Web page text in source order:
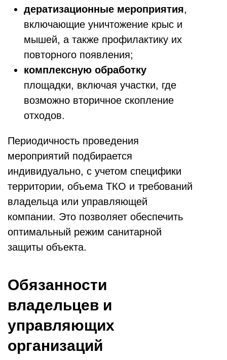
дератизационные мероприятия,
включающие уничтожение крыс и
мышей, а также профилактику их
повторного появления;
комплексную обработку
площадки, включая участки, где
возможно вторичное скопление
отходов.
Периодичность проведения
мероприятий подбирается
индивидуально, с учетом специфики
территории, объема ТКО и требований
владельца или управляющей
компании. Это позволяет обеспечить
оптимальный режим санитарной
защиты объекта.
Обязанности
владельцев и
управляющих
организаций